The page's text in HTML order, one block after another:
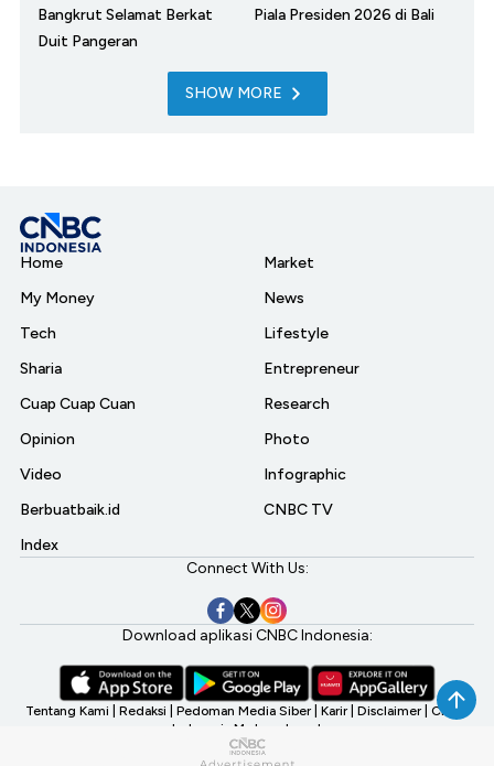
Bangkrut Selamat Berkat
Duit Pangeran
Piala Presiden 2026 di Bali
SHOW MORE
Home
My Money
Tech
Sharia
Cuap Cuap Cuan
Opinion
Video
Berbuatbaik.id
Index
Market
News
Lifestyle
Entrepreneur
Research
Photo
Infographic
CNBC TV
Connect With Us:
Download aplikasi CNBC Indonesia:
Tentang Kami Redaksi Pedoman Media Siber Karir Disclaimer CNBC
Indonesia My Investment
©2026 CNBC Indonesia, A Transmedia Company